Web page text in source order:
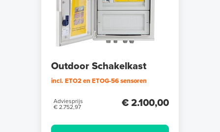
Outdoor Schakelkast
incl. ETO2 en ETOG-56 sensoren
Adviesprijs
€ 2.752,97
€ 2.100,00